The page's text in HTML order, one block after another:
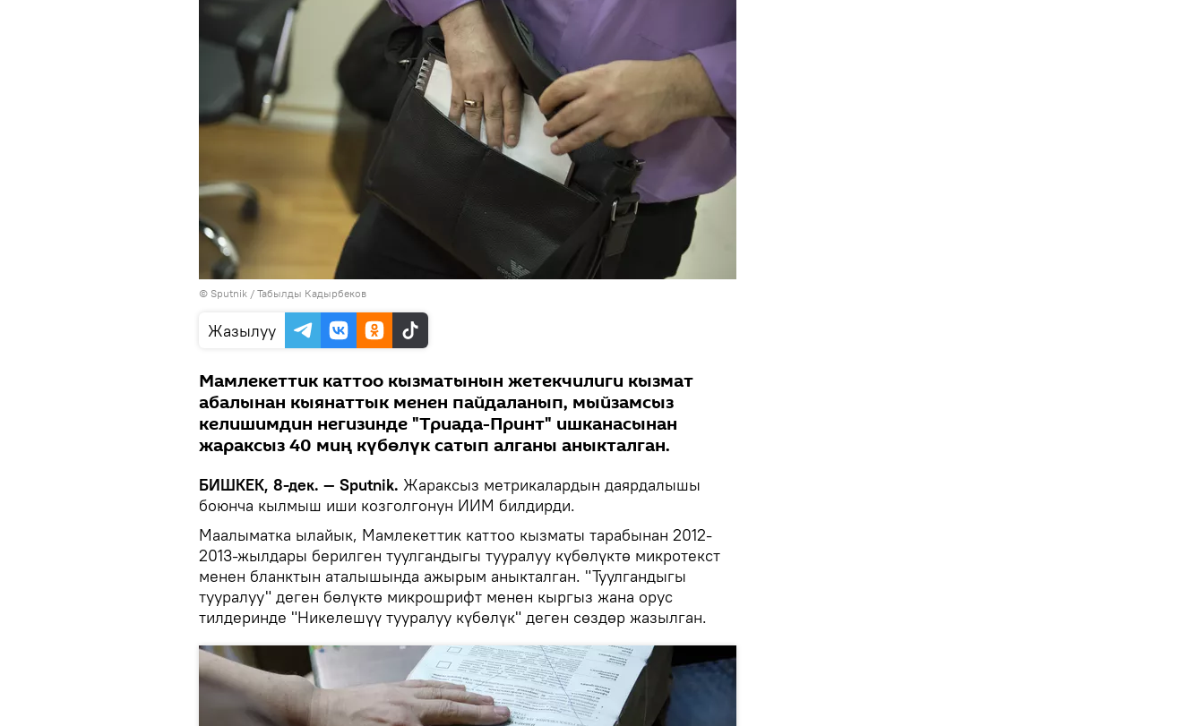
© Sputnik / Табылды Кадырбеков
Жазылуу
Мамлекеттик каттоо кызматынын жетекчилиги кызмат
абалынан кыянаттык менен пайдаланып, мыйзамсыз
келишимдин негизинде "Триада-Принт" ишканасынан
жараксыз 40 миң күбөлүк сатып алганы аныкталган.
БИШКЕК, 8-дек. — Sputnik. Жараксыз метрикалардын даярдалышы
боюнча кылмыш иши козголгонун ИИМ билдирди.
Маалыматка ылайык, Мамлекеттик каттоо кызматы тарабынан 2012-
2013-жылдары берилген туулгандыгы тууралуу күбөлүктө микротекст
менен бланктын аталышында ажырым аныкталган. "Туулгандыгы
тууралуу" деген бөлүктө микрошрифт менен кыргыз жана орус
тилдеринде "Никелешүү тууралуу күбөлүк" деген сөздөр жазылган.